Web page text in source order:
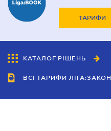
ТАРИФИ
КАТАЛОГ РІШЕНЬ
ВСІ ТАРИФИ ЛІГА:ЗАКОН